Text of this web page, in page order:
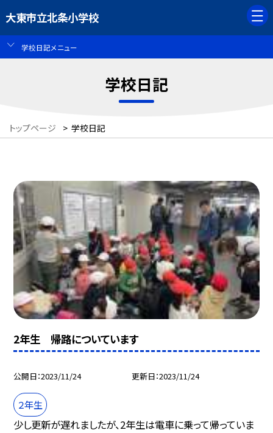
大東市立北条小学校
学校日記メニュー
学校日記
トップページ > 学校日記
2年生 帰路についています
公開日 2023/11/24 更新日 2023/11/24
２年生
少し更新が遅れましたが、2年生は電車に乗って帰っていま